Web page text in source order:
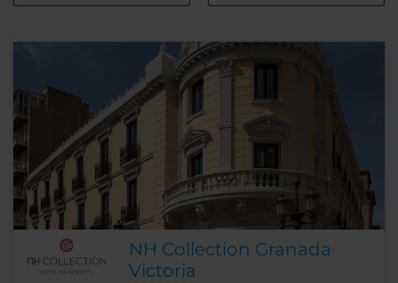
NH Collection Granada
Victoria